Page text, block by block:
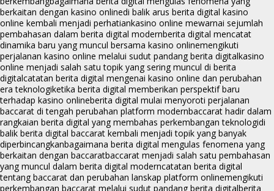
berkaitan dengan kasino onlinedi balik arus berita digital kasino
online kembali menjadi perhatiankasino online mewarnai sejumlah
pembahasan dalam berita digital modernberita digital mencatat
dinamika baru yang muncul bersama kasino onlinemengikuti
perjalanan kasino online melalui sudut pandang berita digitalkasino
online menjadi salah satu topik yang sering muncul di berita
digitalcatatan berita digital mengenai kasino online dan perubahan
era teknologiketika berita digital memberikan perspektif baru
terhadap kasino onlineberita digital mulai menyoroti perjalanan
baccarat di tengah perubahan platform modernbaccarat hadir dalam
rangkaian berita digital yang membahas perkembangan teknologidi
balik berita digital baccarat kembali menjadi topik yang banyak
diperbincangkanbagaimana berita digital mengulas fenomena yang
berkaitan dengan baccaratbaccarat menjadi salah satu pembahasan
yang muncul dalam berita digital moderncatatan berita digital
tentang baccarat dan perubahan lanskap platform onlinemengikuti
perkembangan baccarat melalui sudut pandang berita digitalberita